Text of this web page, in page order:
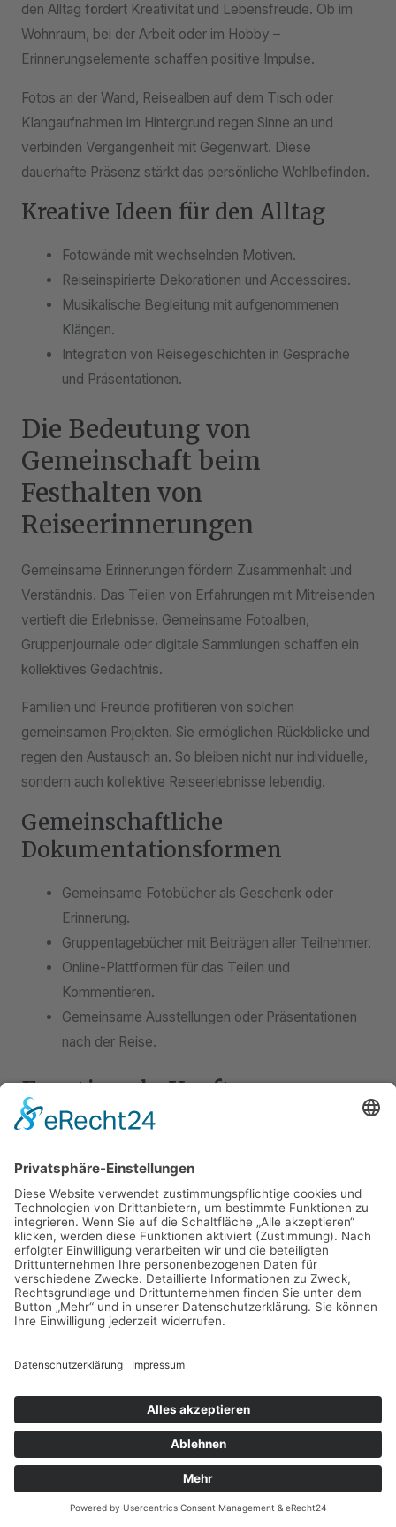
den Alltag fördert Kreativität und Lebensfreude. Ob im
Wohnraum, bei der Arbeit oder im Hobby –
Erinnerungselemente schaffen positive Impulse.
Fotos an der Wand, Reisealben auf dem Tisch oder
Klangaufnahmen im Hintergrund regen Sinne an und
verbinden Vergangenheit mit Gegenwart. Diese
dauerhafte Präsenz stärkt das persönliche Wohlbefinden.
Kreative Ideen für den Alltag
Fotowände mit wechselnden Motiven.
Reiseinspirierte Dekorationen und Accessoires.
Musikalische Begleitung mit aufgenommenen
Klängen.
Integration von Reisegeschichten in Gespräche
und Präsentationen.
Die Bedeutung von
Gemeinschaft beim
Festhalten von
Reiseerinnerungen
Gemeinsame Erinnerungen fördern Zusammenhalt und
Verständnis. Das Teilen von Erfahrungen mit Mitreisenden
vertieft die Erlebnisse. Gemeinsame Fotoalben,
Gruppenjournale oder digitale Sammlungen schaffen ein
kollektives Gedächtnis.
Familien und Freunde profitieren von solchen
gemeinsamen Projekten. Sie ermöglichen Rückblicke und
regen den Austausch an. So bleiben nicht nur individuelle,
sondern auch kollektive Reiseerlebnisse lebendig.
Gemeinschaftliche
Dokumentationsformen
Gemeinsame Fotobücher als Geschenk oder
Erinnerung.
Gruppentagebücher mit Beiträgen aller Teilnehmer.
Online-Plattformen für das Teilen und
Kommentieren.
Gemeinsame Ausstellungen oder Präsentationen
nach der Reise.
Emotionale Kraft von
Reiseerinnerungen: Mehr als
nur Dokumente
Reiseerinnerungen sind Träger von Emotionen. Sie
wecken Freude, Nostalgie und Inspiration. Das bewusste
Aufarbeiten und Pflegen dieser Erinnerungen stärkt das
emotionale Wohlbefinden und die persönliche Identität.
Erinnerungen helfen, Erlebnisse zu verarbeiten und im
Reiseerfahrung lebendig und wirksam erhalten. Ihr Wert
Emotionale Strategien im
Umgang mit Erinnerungen
Bewusstes Reflektieren und Erzählen der